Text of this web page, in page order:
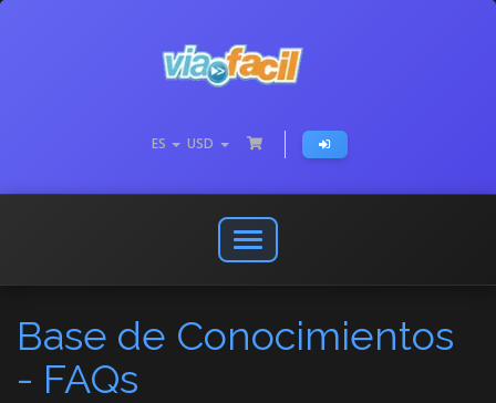
ES USD
Abrir
o
menú
de
Base de Conocimientos
- FAQs